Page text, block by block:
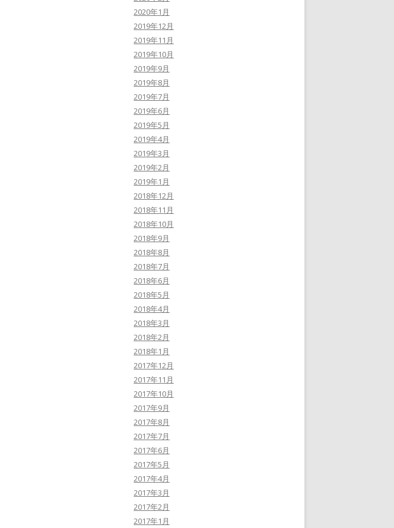
2020年1月
2019年12月
2019年11月
2019年10月
2019年9月
2019年8月
2019年7月
2019年6月
2019年5月
2019年4月
2019年3月
2019年2月
2019年1月
2018年12月
2018年11月
2018年10月
2018年9月
2018年8月
2018年7月
2018年6月
2018年5月
2018年4月
2018年3月
2018年2月
2018年1月
2017年12月
2017年11月
2017年10月
2017年9月
2017年8月
2017年7月
2017年6月
2017年5月
2017年4月
2017年3月
2017年2月
2017年1月